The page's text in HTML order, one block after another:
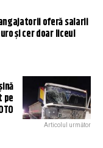
oferă salarii
şi cer doar liceul
pe
Articolul următor